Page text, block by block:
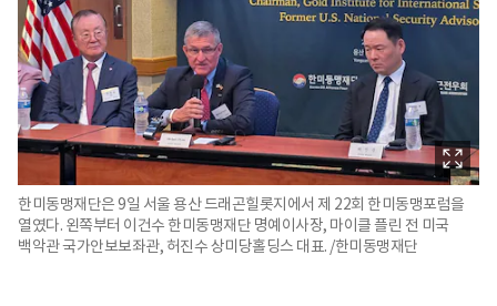
한미동맹재단은 9일 서울 용산 드래곤힐롯지에서 제 22회 한미동맹포럼을
열였다. 왼쪽부터 이건수 한미동맹재단 명예이사장, 마이클 플린 전 미국
백악관 국가안보보좌관, 허진수 상미당홀딩스 대표. /한미동맹재단